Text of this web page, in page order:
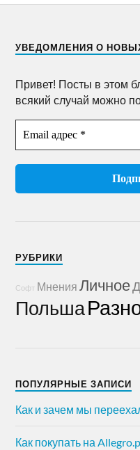
УВЕДОМЛЕНИЯ О
Привет! Посты в этом
всякий случай можно
РУБРИКИ
Софт Мнения Личное
Польша
ПОПУЛЯРНЫЕ ЗАПИСИ
Как и зачем мы
Как покупать на